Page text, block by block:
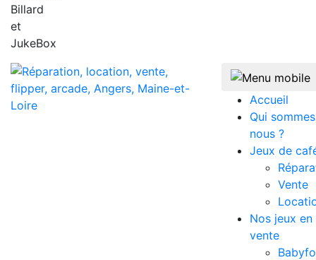
Billard
et
JukeBox
Accueil
Qui
nous ?
Jeux de
Vente
Nos jeux en
vente